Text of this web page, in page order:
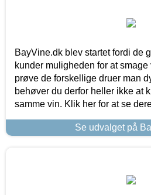
BayVine.dk blev startet fordi de
kunder muligheden for at
prøve de forskellige druer man
behøver du derfor heller ikke at
samme vin. Klik her for at se
Se udvalget på